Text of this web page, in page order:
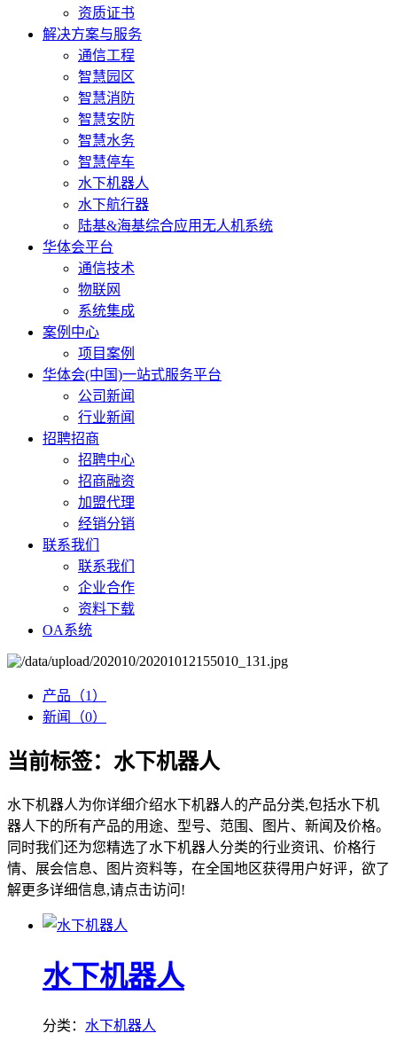
资质证书
解决方案与服务
通信工程
智慧园区
智慧消防
智慧安防
智慧水务
智慧停车
水下机器人
水下航行器
陆基&海基综合应用无人机系统
华体会平台
通信技术
物联网
系统集成
案例中心
项目案例
华体会(中国)一站式服务平台
公司新闻
行业新闻
招聘招商
招聘中心
招商融资
加盟代理
经销分销
联系我们
联系我们
企业合作
资料下载
OA系统
产品（1）
新闻（0）
当前标签： 水下机器人
水下机器人为你详细介绍水下机器人的产品分类,包括水下机
器人下的所有产品的用途、型号、范围、图片、新闻及价格。
同时我们还为您精选了水下机器人分类的行业资讯、价格行
情、展会信息、图片资料等，在全国地区获得用户好评，欲了
解更多详细信息,请点击访问!
水下机器人
分类： 水下机器人